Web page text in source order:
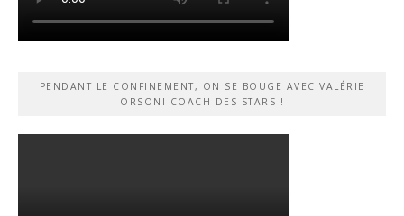
PENDANT LE CONFINEMENT, ON SE BOUGE AVEC VALÉRIE
ORSONI COACH DES STARS !